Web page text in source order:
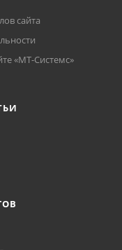
сайта
«МТ-Системс»